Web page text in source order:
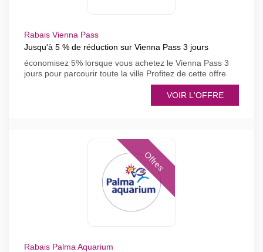
Rabais Vienna Pass
Jusqu'à 5 % de réduction sur Vienna Pass 3 jours
économisez 5% lorsque vous achetez le Vienna Pass 3
jours pour parcourir toute la ville Profitez de cette offre
VOIR L'OFFRE
Offres
Rabais Palma Aquarium